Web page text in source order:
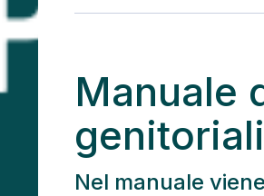
Manuale
Nel manuale